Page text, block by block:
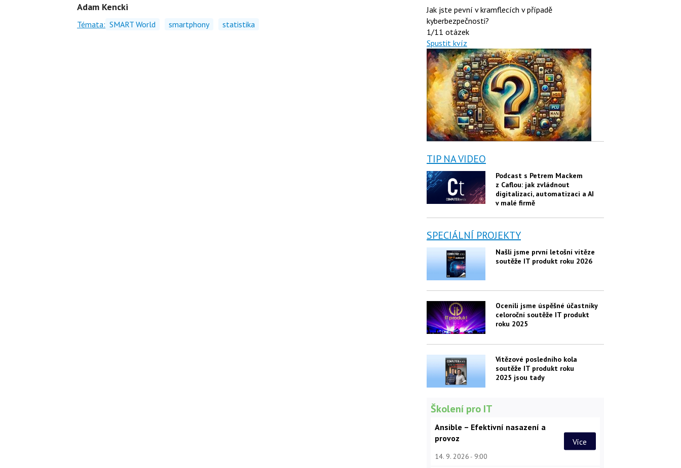
Adam Kencki
Témata: SMART World smartphony statistika
Jak jste pevní v kramflecích v případě
kyberbezpečnosti?
1/11 otázek
Spustit kvíz
TIP NA VIDEO
Podcast s Petrem Mackem
z Caflou: jak zvládnout
digitalizaci, automatizaci a AI
v malé firmě
SPECIÁLNÍ PROJEKTY
Našli jsme první letošní vítěze
soutěže IT produkt roku 2026
Ocenili jsme úspěšné účastníky
celoroční soutěže IT produkt
roku 2025
Vítězové posledního kola
soutěže IT produkt roku
2025 jsou tady
Školení pro IT
Ansible – Efektivní nasazení a
provoz
14. 9. 2026 9:00
Více